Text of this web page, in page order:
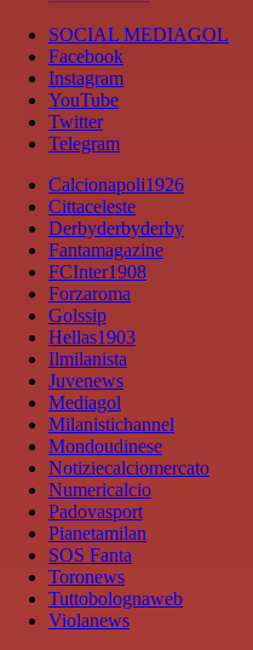
SOCIAL MEDIAGOL
Facebook
Instagram
YouTube
Twitter
Telegram
Calcionapoli1926
Cittaceleste
Derbyderbyderby
Fantamagazine
FCInter1908
Forzaroma
Golssip
Hellas1903
Ilmilanista
Juvenews
Mediagol
Milanistichannel
Mondoudinese
Notiziecalciomercato
Numericalcio
Padovasport
Pianetamilan
SOS Fanta
Toronews
Tuttobolognaweb
Violanews